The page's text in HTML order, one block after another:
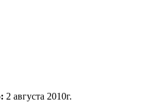
2 августа 2010г.